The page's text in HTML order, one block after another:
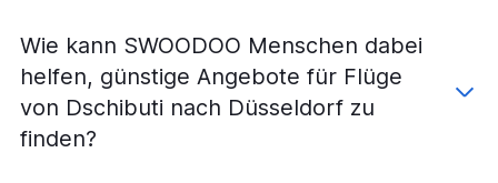
Flüge von Kairo nach Düsseldorf
Flüge von Algier nach Frankfurt am Main
Flüge von Nador nach Köln
Flüge von Marrakesch nach Frankfurt am Main
Wie kann SWOODOO Menschen dabei
helfen, günstige Angebote für Flüge
von Dschibuti nach Düsseldorf zu
finden?